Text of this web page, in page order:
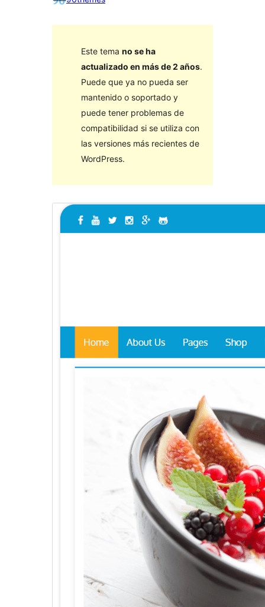
Este tema no se ha
actualizado en más de 2 años.
Puede que ya no pueda ser
mantenido o soportado y
puede tener problemas de
compatibilidad si se utiliza con
las versiones más recientes de
WordPress.